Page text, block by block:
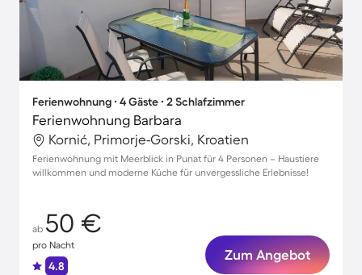
Ferienwohnung ∙ 4 Gäste ∙ 2 Schlafzimmer
Ferienwohnung Barbara
Kornić, Primorje-Gorski, Kroatien
Ferienwohnung mit Meerblick in Punat für 4 Personen – Haustiere
willkommen und moderne Küche für unvergessliche Erlebnisse!
ab 50 €
pro Nacht
4.8
Zum Angebot